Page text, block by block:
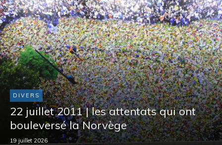
DIVERS
22 juillet 2011 | les attentats qui ont
bouleversé la Norvège
19 juillet 2026